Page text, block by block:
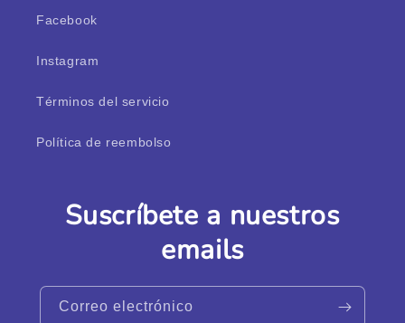
Facebook
Instagram
Términos del servicio
Política de reembolso
Suscríbete a nuestros
emails
Correo electrónico